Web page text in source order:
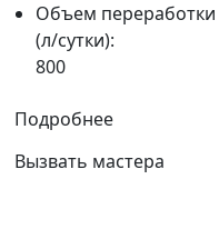
Объем переработки
(л/сутки):
800
Подробнее
Вызвать мастера